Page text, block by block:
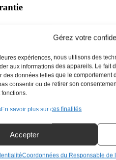
Gérez votre
expériences, nous utilisons des
aux informations des appareils. Le fait
des données telles que le comportement
consentir ou de retirer son
En savoir plus sur ces finalités
Accepter
Coordonnées du Responsable de
bien
occupés
là
les plus nutritifs qui soit —
gras essentiels et en fibres.
déjeuner chanvre et chia